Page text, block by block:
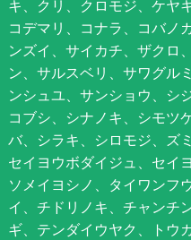
キ、クリ、クロモジ、ケヤ
コデマリ、コナラ、コバノ
ンズイ、サイカチ、ザクロ
ン、サルスベリ、サワグル
ンシュユ、サンショウ、シ
コブシ、シナノキ、シモツ
バ、シラキ、シロモジ、ズ
セイヨウボダイジュ、セイ
ソメイヨシノ、タイワンフ
イ、チドリノキ、チャンチ
ギ、テンダイウヤク、トウ